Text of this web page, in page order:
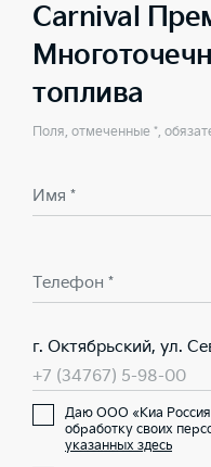
Carnival
топлива
Поля, отмеченные *,
Имя *
Телефон *
г. Октябрьский, ул.
+7 (34767) 5-98-00
Даю ООО «Киа Россия
обработку своих
указанных здесь